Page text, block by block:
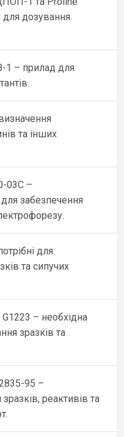
дозування
1 – прилад для
та інших
03C –
забезпечення
для
та сипучих
– необхідна
зразків та
95 –
реактивів та